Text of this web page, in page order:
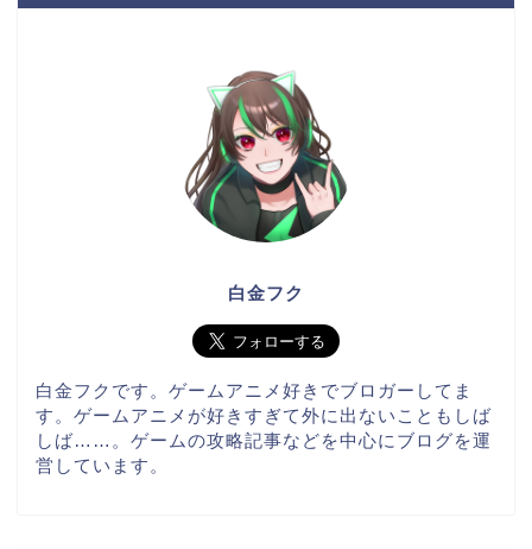
白金フク
白金フクです。ゲームアニメ好きでブロガーしてま
す。ゲームアニメが好きすぎて外に出ないこともしば
しば……。ゲームの攻略記事などを中心にブログを運
営しています。